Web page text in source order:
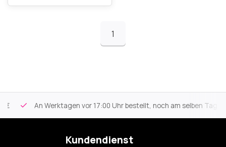
1
An Werktagen vor 17:00 Uhr bestellt, noch am selben Tag
Kundendienst